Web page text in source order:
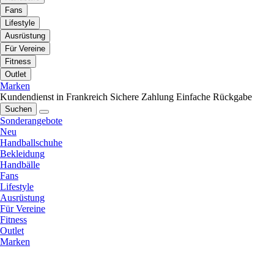
Fans
Lifestyle
Ausrüstung
Für Vereine
Fitness
Outlet
Marken
Kundendienst in Frankreich Sichere Zahlung Einfache Rückgabe
Suchen
Sonderangebote
Neu
Handballschuhe
Bekleidung
Handbälle
Fans
Lifestyle
Ausrüstung
Für Vereine
Fitness
Outlet
Marken